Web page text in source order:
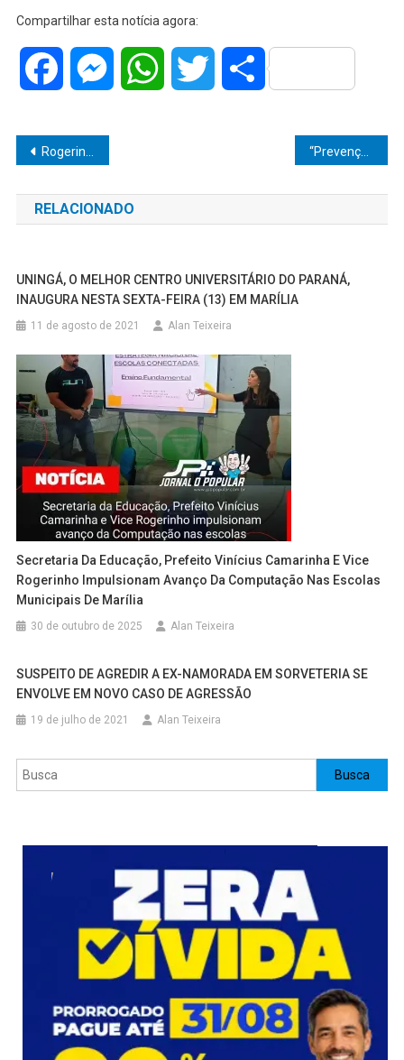
Compartilhar esta notícia agora:
Facebook MessengerWhatsAppTwitter Share
Navegação
de
Post
Rogerinho destaca avanço das obras e Jardim Ismael deve ter pavimentação concluída nos próximos 10 dias em Marília
RELACIONADO
UNINGÁ, O MELHOR CENTRO UNIVERSITÁRIO DO PARANÁ,
INAUGURA NESTA SEXTA-FEIRA (13) EM MARÍLIA
11 de agosto de 2021 Alan Teixeira
Secretaria Da Educação, Prefeito Vinícius Camarinha E Vice
Rogerinho Impulsionam Avanço Da Computação Nas Escolas
Municipais De Marília
30 de outubro de 2025 Alan Teixeira
SUSPEITO DE AGREDIR A EX-NAMORADA EM SORVETERIA SE
ENVOLVE EM NOVO CASO DE AGRESSÃO
19 de julho de 2021 Alan Teixeira
Pesquisar Busca